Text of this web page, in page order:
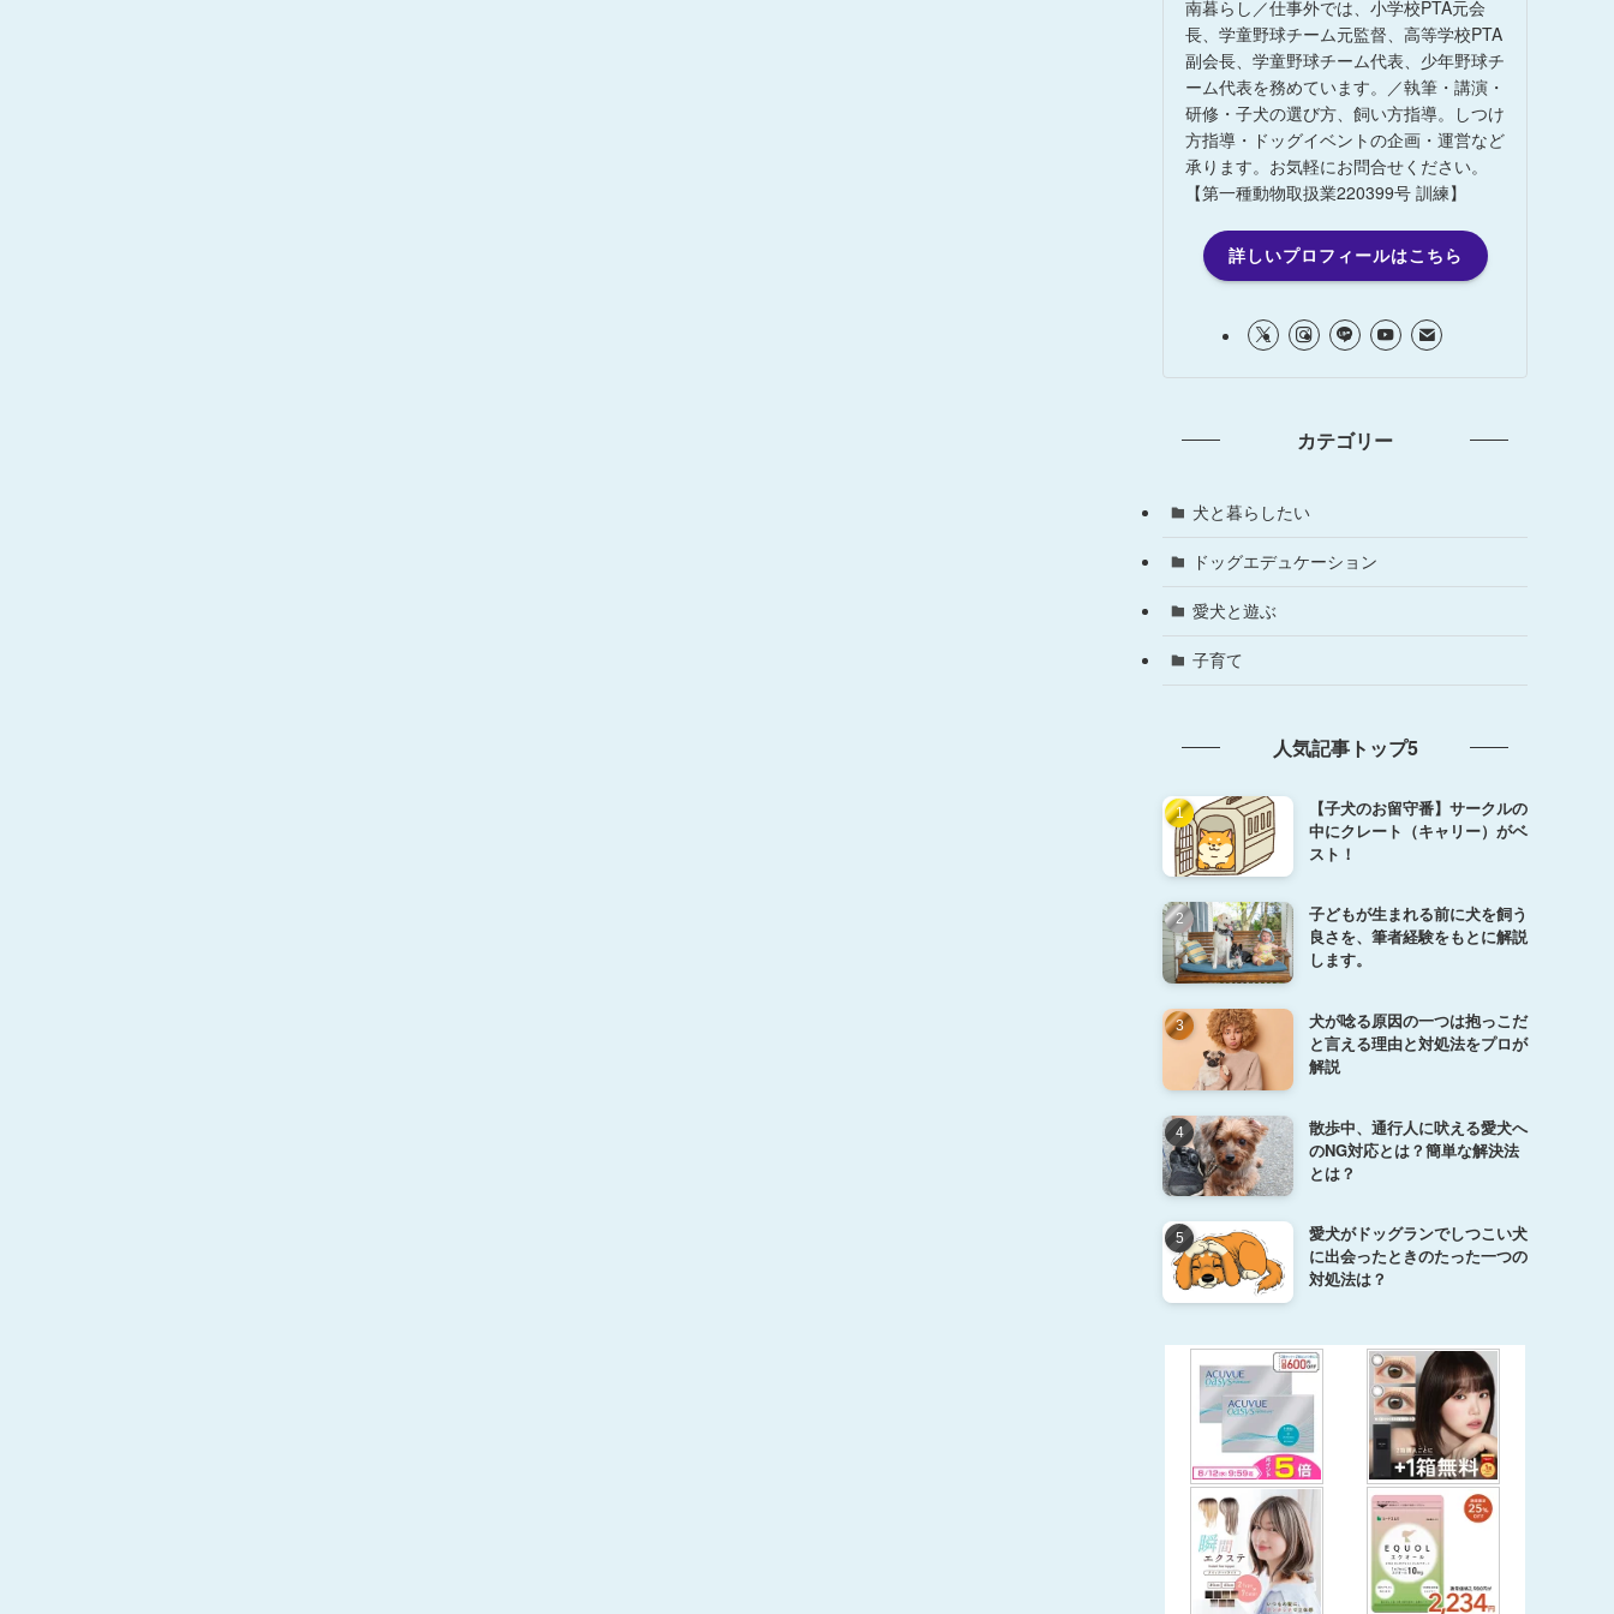
南暮らし／仕事外では、小学校PTA元会
長、学童野球チーム元監督、高等学校PTA
副会長、学童野球チーム代表、少年野球チ
ーム代表を務めています。／執筆・講演・
研修・子犬の選び方、飼い方指導。しつけ
方指導・ドッグイベントの企画・運営など
承ります。お気軽にお問合せください。
【第一種動物取扱業220399号 訓練】
詳しいプロフィールはこちら
カテゴリー
犬と暮らしたい
ドッグエデュケーション
愛犬と遊ぶ
子育て
人気記事トップ5
【子犬のお留守番】サークルの
中にクレート（キャリー）がベ
スト！
子どもが生まれる前に犬を飼う
良さを、筆者経験をもとに解説
します。
犬が唸る原因の一つは抱っこだ
と言える理由と対処法をプロが
解説
散歩中、通行人に吠える愛犬へ
のNG対応とは？簡単な解決法
とは？
愛犬がドッグランでしつこい犬
に出会ったときのたった一つの
対処法は？